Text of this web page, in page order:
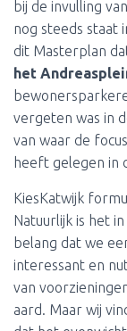
bij de invulling
nog steeds staat
dit Masterplan
het
vergeten was in
van waar de focus
heeft gelegen in
KiesKatwijk
Natuurlijk is het
belang dat we
interessant en
van
aard. Maar wij